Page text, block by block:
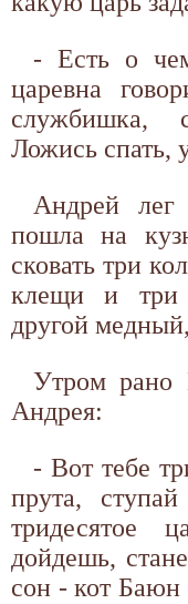
- Есть о
царевна
службишка,
Ложись спать,
Андрей лег
пошла на
сковать три
клещи и три
другой
Утром рано
Андрея:
- Вот тебе
прута,
тридесятое
дойдешь,
сон - кот Баюн